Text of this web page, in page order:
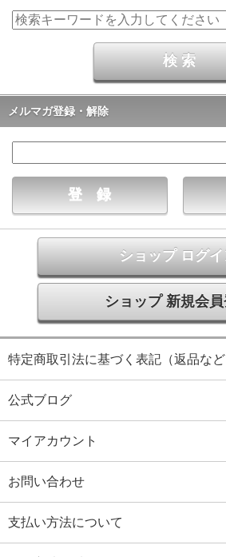
メルマガ登録・解除
ショップ ログイ
ショップ 新規会
特定商取引法に基づく表記（返品など
公式ブログ
マイアカウント
お問い合わせ
支払い方法について